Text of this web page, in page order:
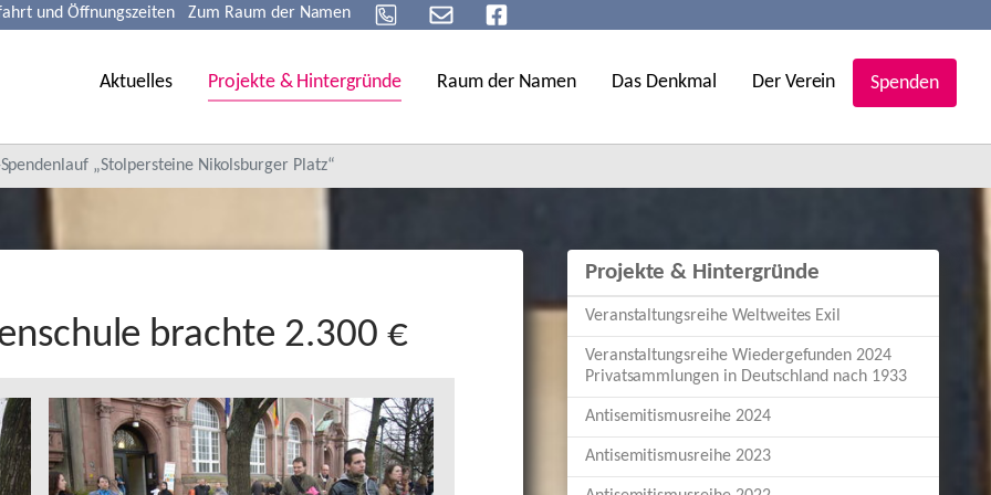
und Öffnungszeiten Zum Raum der Namen
Aktuelles Projekte & Hintergründe Raum der Namen Das Denkmal Der Verein Spenden
„Stolpersteine Nikolsburger Platz“
brachte 2.300 €
Projekte & Hintergründe
Veranstaltungsreihe Weltweites Exil
Veranstaltungsreihe Wiedergefunden 2024
Privatsammlungen in Deutschland nach 1933
Antisemitismusreihe 2024
Antisemitismusreihe 2023